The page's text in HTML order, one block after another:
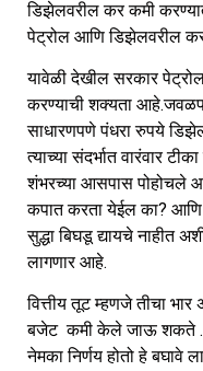
डिझेलवरील कर कमी
पेट्रोल आणि डिझेलवरील
यावेळी देखील सरकार
करण्याची शक्यता
साधारणपणे पंधरा रुपये
त्याच्या संदर्भात वारंवार
शंभरच्या आसपास पोहोचले
कपात करता येईल का? आणि
सुद्धा बिघडू द्यायचे नाहीत
लागणार आहे.
वित्तीय तूट म्हणजे तीचा
बजेट कमी केले जाऊ शकते .
नेमका निर्णय होतो हे